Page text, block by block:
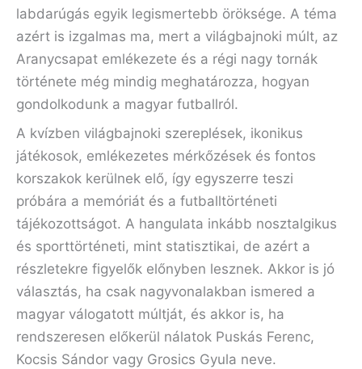
labdarúgás egyik legismertebb öröksége. A téma
azért is izgalmas ma, mert a világbajnoki múlt, az
Aranycsapat emlékezete és a régi nagy tornák
története még mindig meghatározza, hogyan
gondolkodunk a magyar futballról.
A kvízben világbajnoki szereplések, ikonikus
játékosok, emlékezetes mérkőzések és fontos
korszakok kerülnek elő, így egyszerre teszi
próbára a memóriát és a futballtörténeti
tájékozottságot. A hangulata inkább nosztalgikus
és sporttörténeti, mint statisztikai, de azért a
részletekre figyelők előnyben lesznek. Akkor is jó
választás, ha csak nagyvonalakban ismered a
magyar válogatott múltját, és akkor is, ha
rendszeresen előkerül nálatok Puskás Ferenc,
Kocsis Sándor vagy Grosics Gyula neve.